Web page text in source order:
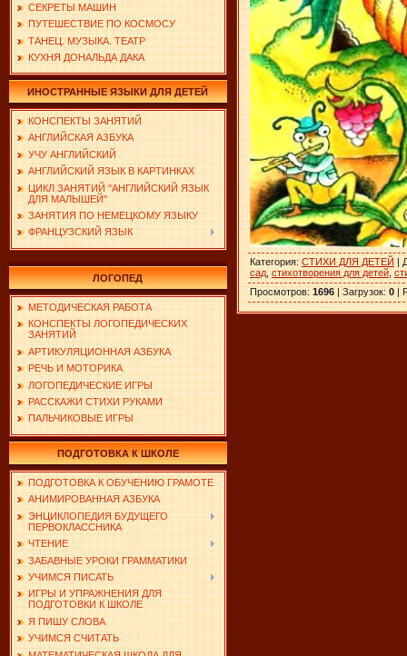
СЕКРЕТЫ МАШИН
ПУТЕШЕСТВИЕ ПО КОСМОСУ
ТАНЕЦ. МУЗЫКА. ТЕАТР
КУХНЯ ДОНАЛЬДА ДАКА
ИНОСТРАННЫЕ ЯЗЫКИ ДЛЯ ДЕТЕЙ
КОНСПЕКТЫ ЗАНЯТИЙ
АНГЛИЙСКАЯ АЗБУКА
УЧУ АНГЛИЙСКИЙ
АНГЛИЙСКИЙ ЯЗЫК В КАРТИНКАХ
ЦИКЛ ЗАНЯТИЙ "АНГЛИЙСКИЙ ЯЗЫК
ДЛЯ МАЛЫШЕЙ"
ЗАНЯТИЯ ПО НЕМЕЦКОМУ ЯЗЫКУ
ФРАНЦУЗСКИЙ ЯЗЫК
ЛОГОПЕД
МЕТОДИЧЕСКАЯ РАБОТА
КОНСПЕКТЫ ЛОГОПЕДИЧЕСКИХ
ЗАНЯТИЙ
АРТИКУЛЯЦИОННАЯ АЗБУКА
РЕЧЬ И МОТОРИКА
ЛОГОПЕДИЧЕСКИЕ ИГРЫ
РАССКАЖИ СТИХИ РУКАМИ
ПАЛЬЧИКОВЫЕ ИГРЫ
ПОДГОТОВКА К ШКОЛЕ
ПОДГОТОВКА К ОБУЧЕНИЮ ГРАМОТЕ
АНИМИРОВАННАЯ АЗБУКА
ЭНЦИКЛОПЕДИЯ БУДУЩЕГО
ПЕРВОКЛАССНИКА
ЧТЕНИЕ
ЗАБАВНЫЕ УРОКИ ГРАММАТИКИ
УЧИМСЯ ПИСАТЬ
ИГРЫ И УПРАЖНЕНИЯ ДЛЯ
ПОДГОТОВКИ К ШКОЛЕ
Я ПИШУ СЛОВА
УЧИМСЯ СЧИТАТЬ
Категория: СТИХИ ДЛЯ ДЕТЕЙ |
сад стихотворения для детей
Просмотров: 1696 | Загрузок: 0 |